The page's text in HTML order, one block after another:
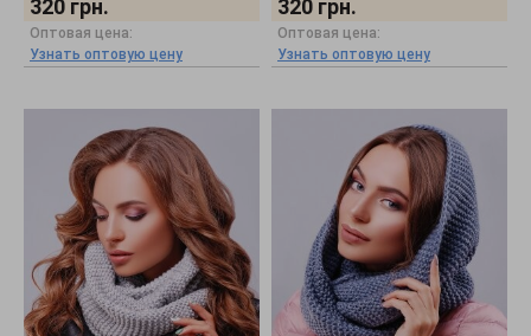
320 грн.
Оптовая цена:
Узнать оптовую цену
320 грн.
Оптовая цена:
Узнать оптовую цену